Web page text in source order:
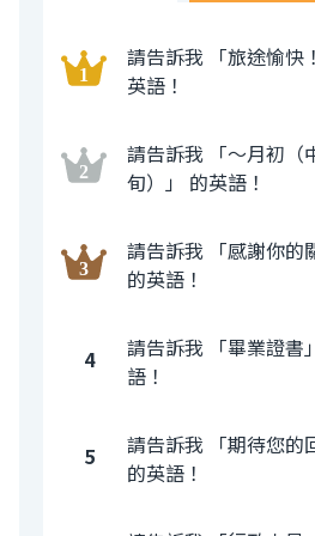
請告訴我 「旅途愉快
英語！
請告訴我 「〜月初（
旬）」 的英語！
請告訴我 「感謝你的
的英語！
4
請告訴我 「畢業證書
語！
5
請告訴我 「期待您的
的英語！